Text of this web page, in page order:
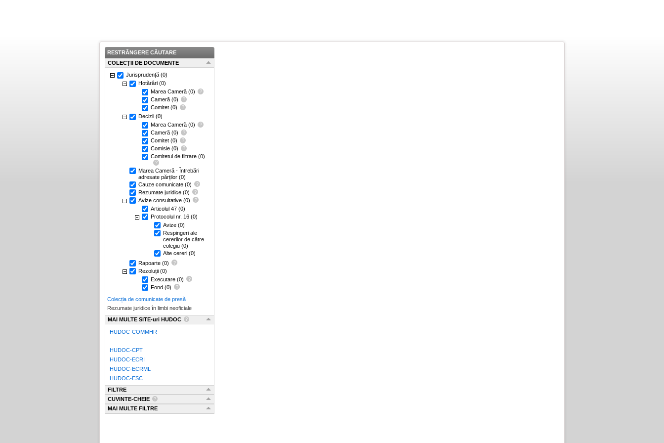
RESTRÂNGERE CĂUTARE
COLECȚII DE DOCUMENTE
Jurisprudență (0)
Hotărâri (0)
Marea Cameră (0)
Cameră (0)
Comitet (0)
Decizii (0)
Marea Cameră (0)
Cameră (0)
Comitet (0)
Comisie (0)
Comitetul de filtrare (0)
Marea Cameră - Întrebări
adresate părților (0)
Cauze comunicate (0)
Rezumate juridice (0)
Avize consultative (0)
Articolul 47 (0)
Protocolul nr. 16 (0)
Avize (0)
Respingeri ale
cererilor de către
colegiu (0)
Alte cereri (0)
Rapoarte (0)
Rezoluții (0)
Executare (0)
Fond (0)
Colecția de comunicate de presă
Rezumate juridice în limbi neoficiale
MAI MULTE SITE-uri HUDOC
HUDOC-COMMHR
HUDOC-CPT
HUDOC-ECRI
HUDOC-ECRML
HUDOC-ESC
FILTRE
CUVINTE-CHEIE
MAI MULTE FILTRE